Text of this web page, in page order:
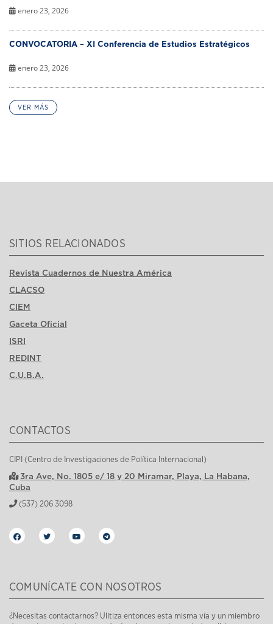
enero 23, 2026
CONVOCATORIA – XI Conferencia de Estudios Estratégicos
enero 23, 2026
VER MÁS
SITIOS RELACIONADOS
Revista Cuadernos de Nuestra América
CLACSO
CIEM
Gaceta Oficial
ISRI
REDINT
C.U.B.A.
CONTACTOS
CIPI (Centro de Investigaciones de Política Internacional)
3ra Ave, No. 1805 e/ 18 y 20 Miramar, Playa, La Habana,
Cuba
(537) 206 3098
COMUNÍCATE CON NOSOTROS
¿Necesitas contactarnos? Ulitiza entonces esta misma vía y un miembro